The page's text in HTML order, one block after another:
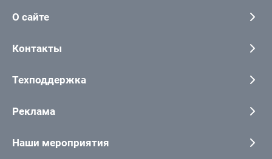
О сайте
Контакты
Техподдержка
Реклама
Наши мероприятия